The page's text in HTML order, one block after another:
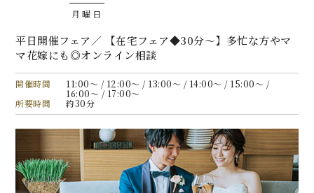
月曜日
平日開催フェア／ 【在宅フェア◆30分〜】多忙な方やマ
マ花嫁にも◎オンライン相談
開催時間
11:00〜 / 12:00〜 / 13:00〜 / 14:00〜 / 15:00〜 /
16:00〜 / 17:00〜
所要時間
約30分